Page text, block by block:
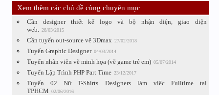
Xem thêm các chủ đề cùng chuyên mục
Cần designer thiết kế logo và bộ nhận diện, giao diện
web. 28/03/2015
Cần tuyển out-source vẽ 3Dmax 27/02/2018
Tuyển Graphic Designer 04/03/2014
Tuyển nhân viên vẽ minh họa (vẽ game trẻ em) 05/07/2014
Tuyển Lập Trình PHP Part Time 23/12/2017
Tuyển 02 Nữ T-Shirts Designers làm việc Fulltime tại
TPHCM 02/06/2016